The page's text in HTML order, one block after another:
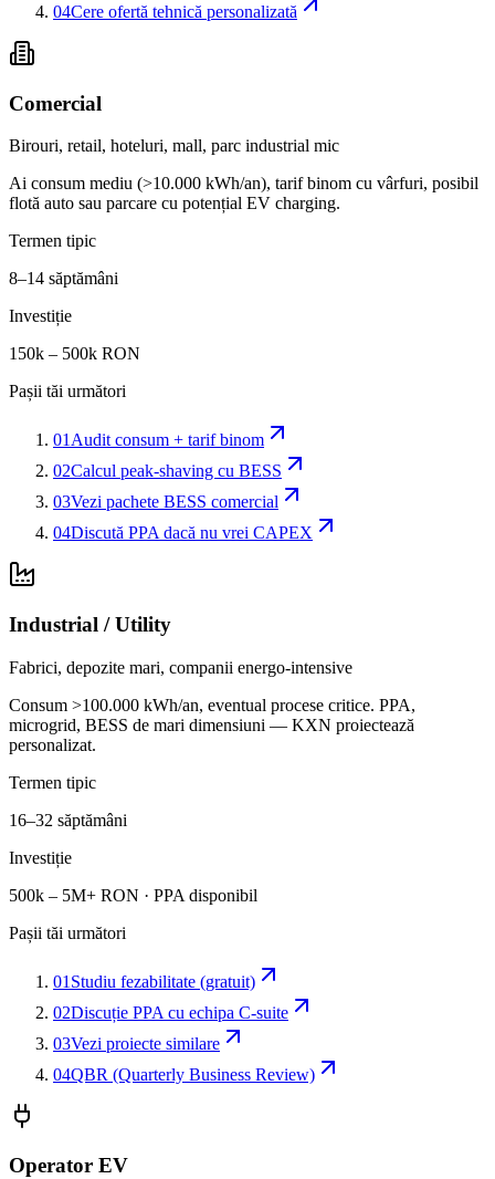
04Cere ofertă tehnică personalizată
Comercial
Birouri, retail, hoteluri, mall, parc industrial mic
Ai consum mediu (>10.000 kWh/an), tarif binom cu vârfuri, posibil
flotă auto sau parcare cu potențial EV charging.
Termen tipic
8–14 săptămâni
Investiție
150k – 500k RON
Pașii tăi următori
01 Audit consum + tarif binom
02Calcul peak-shaving cu BESS
03Vezi pachete BESS comercial
04Discută PPA dacă nu vrei CAPEX
Industrial / Utility
Fabrici, depozite mari, companii energo-intensive
Consum >100.000 kWh/an, eventual procese critice. PPA,
microgrid, BESS de mari dimensiuni — KXN proiectează
personalizat.
Termen tipic
16–32 săptămâni
Investiție
500k – 5M+ RON · PPA disponibil
Pașii tăi următori
01 Studiu fezabilitate (gratuit)
02Discuție PPA cu echipa C-suite
03Vezi proiecte similare
04QBR (Quarterly Business Review)
Operator EV